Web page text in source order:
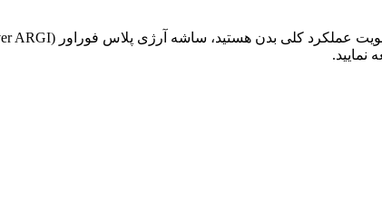
نمایید.